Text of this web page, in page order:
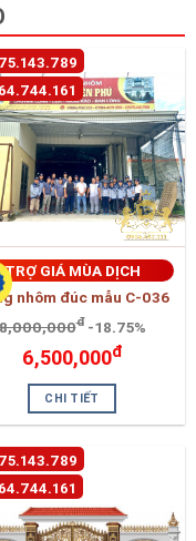
TRỢ GIÁ MÙA DỊCH
nhôm đúc mẫu C-036
đ -18.75%
6,500,000đ
CHI TIẾT